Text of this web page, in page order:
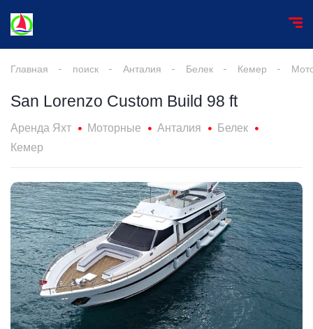
Главная поиск Анталия Белек Кемер
San Lorenzo Custom Build 98 ft
Аренда Яхт Моторные Анталия
Белек
Кемер